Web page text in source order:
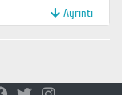
Ayrıntı